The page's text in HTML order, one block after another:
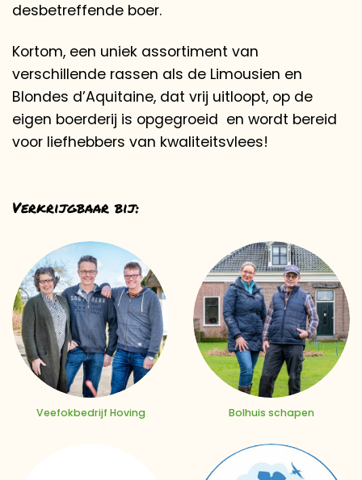
desbetreffende boer.
Kortom, een uniek assortiment van
verschillende rassen als de Limousien en
Blondes d’Aquitaine, dat vrij uitloopt, op de
eigen boerderij is opgegroeid en wordt bereid
voor liefhebbers van kwaliteitsvlees!
Verkrijgbaar bij:
Veefokbedrijf Hoving Bolhuis schapen